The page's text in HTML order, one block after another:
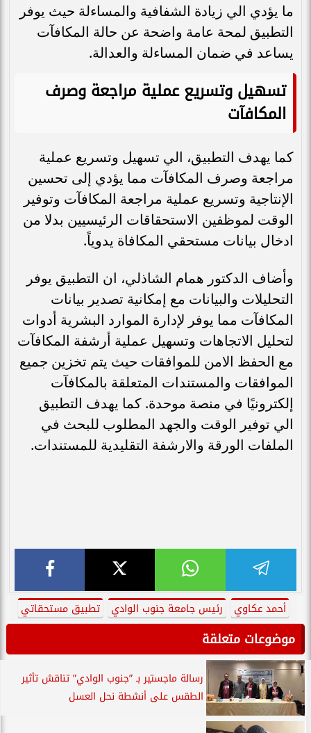
ما يؤدي الي زيادة الشفافية والمساءلة حيث يوفر
التطبيق لمحة عامة واضحة عن حالة المكافآت
يساعد في ضمان المساءلة والعدالة.
تسهيل وتسريع عملية مراجعة وصرف
المكافآت
كما يهدف التطبيق، الي تسهيل وتسريع عملية
مراجعة وصرف المكافآت مما يؤدي إلى تحسين
الإنتاجية وتسريع عملية مراجعة المكافآت وتوفير
الوقت لموظفين الاستحقاقات الرئيسيين بدلا من
ادخال بيانات مستحقي المكافاة يدوياً.
وأضاف الدكتور همام الشاذلي، ان التطبيق يوفر
التحليلات والبيانات مع إمكانية تصدير بيانات
المكافآت مما يوفر لإدارة الموارد البشرية أدوات
لتحليل الاتجاهات وتسهيل عملية أرشفة المكافآت
مع الحفظ الامن للموافقات حيث يتم تخزين جميع
الموافقات والمستندات المتعلقة بالمكافآت
إلكترونيًا في منصة موحدة. كما يهدف التطبيق
الي توفير الوقت والجهد المطلوب للبحث في
الملفات الورقة والارشفة التقليدية للمستندات.
أحمد عكاوي رئيس جامعة جنوب الوادي تطبيق مستحقاتي
موضوعات متعلقة
رسالة ماجستير بـ ”جنوب الوادي” تناقش تأثير
الطقس على أنشطة نحل العسل